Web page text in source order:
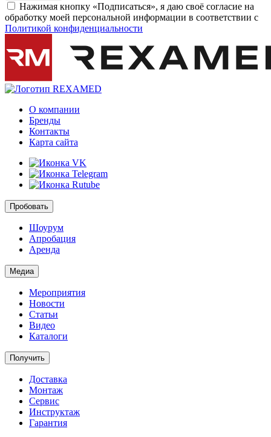
Нажимая кнопку «Подписаться», я даю своё согласие на
обработку моей персональной информации в соответствии с
Политикой конфиденциальности
О компании
Бренды
Контакты
Карта сайта
Пробовать
Шоурум
Апробация
Аренда
Медиа
Мероприятия
Новости
Статьи
Видео
Каталоги
Получить
Доставка
Монтаж
Сервис
Инструктаж
Гарантия